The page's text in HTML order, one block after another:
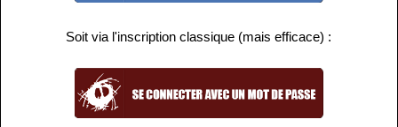
Soit via l'inscription classique (mais efficace) :